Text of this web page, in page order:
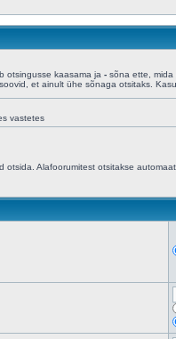
otsingusse kaasama ja - sõna ette, mida
et ainult ühe sõnaga otsitaks.
vastetes
otsida. Alafoorumitest otsitakse